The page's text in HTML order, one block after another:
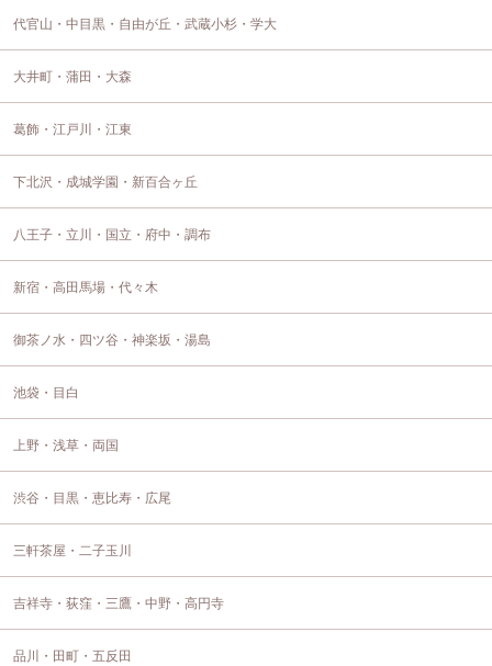
代官山・中目黒・自由が丘・武蔵小杉・学大
大井町・蒲田・大森
葛飾・江戸川・江東
下北沢・成城学園・新百合ヶ丘
八王子・立川・国立・府中・調布
新宿・高田馬場・代々木
御茶ノ水・四ツ谷・神楽坂・湯島
池袋・目白
上野・浅草・両国
渋谷・目黒・恵比寿・広尾
三軒茶屋・二子玉川
吉祥寺・荻窪・三鷹・中野・高円寺
品川・田町・五反田